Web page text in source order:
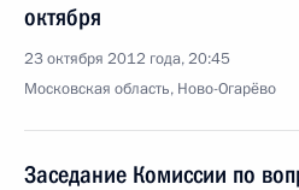
октября
23 октября 2012 года, 20:45
Московская область, Ново-Огарёво
Заседание Комиссии по